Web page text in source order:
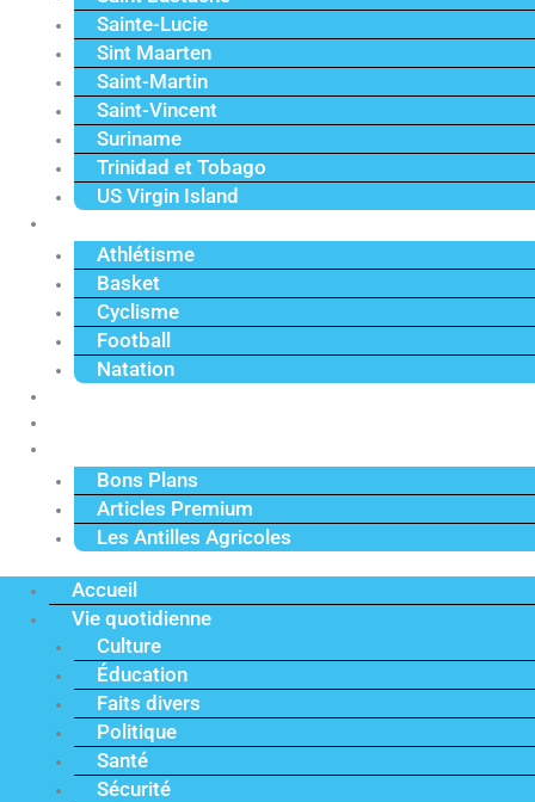
Sainte-Lucie
Sint Maarten
Saint-Martin
Saint-Vincent
Suriname
Trinidad et Tobago
US Virgin Island
Athlétisme
Basket
Cyclisme
Football
Natation
Bons Plans
Articles Premium
Les Antilles Agricoles
Accueil
Vie quotidienne
Culture
Éducation
Faits divers
Politique
Santé
Sécurité